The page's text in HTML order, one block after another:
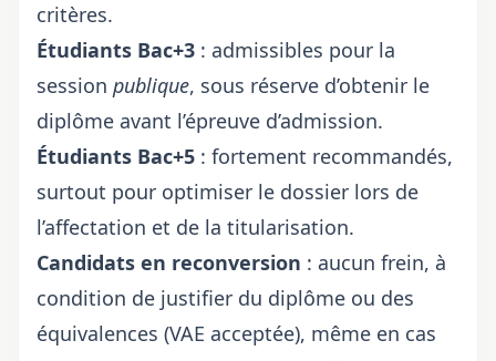
critères.
Étudiants Bac+3 : admissibles pour la
session publique, sous réserve d’obtenir le
diplôme avant l’épreuve d’admission.
Étudiants Bac+5 : fortement recommandés,
surtout pour optimiser le dossier lors de
l’affectation et de la titularisation.
Candidats en reconversion : aucun frein, à
condition de justifier du diplôme ou des
équivalences (VAE acceptée), même en cas